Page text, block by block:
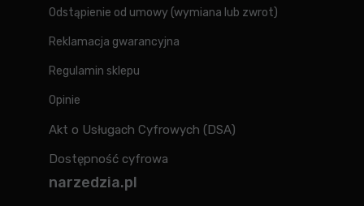
Odstąpienie od umowy (wymiana lub zwrot)
Reklamacja gwarancyjna
Regulamin sklepu
Opinie
Akt o Usługach Cyfrowych (DSA)
Dostępność cyfrowa
narzedzia.pl